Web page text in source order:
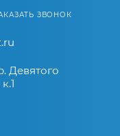
ЗВОНОК
Девятого